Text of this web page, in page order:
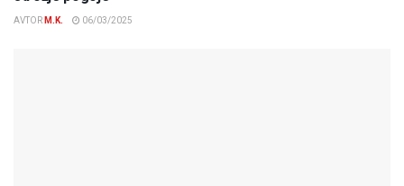
AVTOR M.K. 06/03/2025